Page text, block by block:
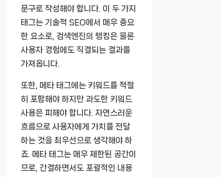
문구로 작성해야 합니다. 이 두 가지
태그는 기술적 SEO에서 매우 중요
한 요소로, 검색엔진의 랭킹은 물론
사용자 경험에도 직결되는 결과를
가져옵니다.
또한, 메타 태그에는 키워드를 적절
히 포함해야 하지만 과도한 키워드
사용은 피해야 합니다. 자연스러운
흐름으로 사용자에게 가치를 전달
하는 것을 최우선으로 생각해야 하
죠. 메타 태그는 매우 제한된 공간이
므로, 간결하면서도 포괄적인 내용